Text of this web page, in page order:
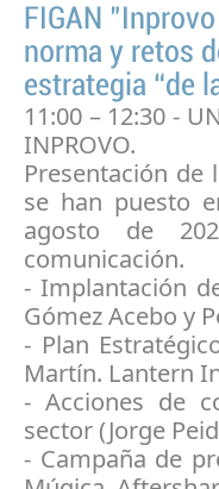
FIGAN
norma y retos
estrategia “de
11:00 – 12:30 -
INPROVO.
Presentación
se han puesto
agosto de
comunicación.
- Implantación
Gómez Acebo y
- Plan
Martín. Lantern
- Acciones de
sector (Jorge
- Campaña de